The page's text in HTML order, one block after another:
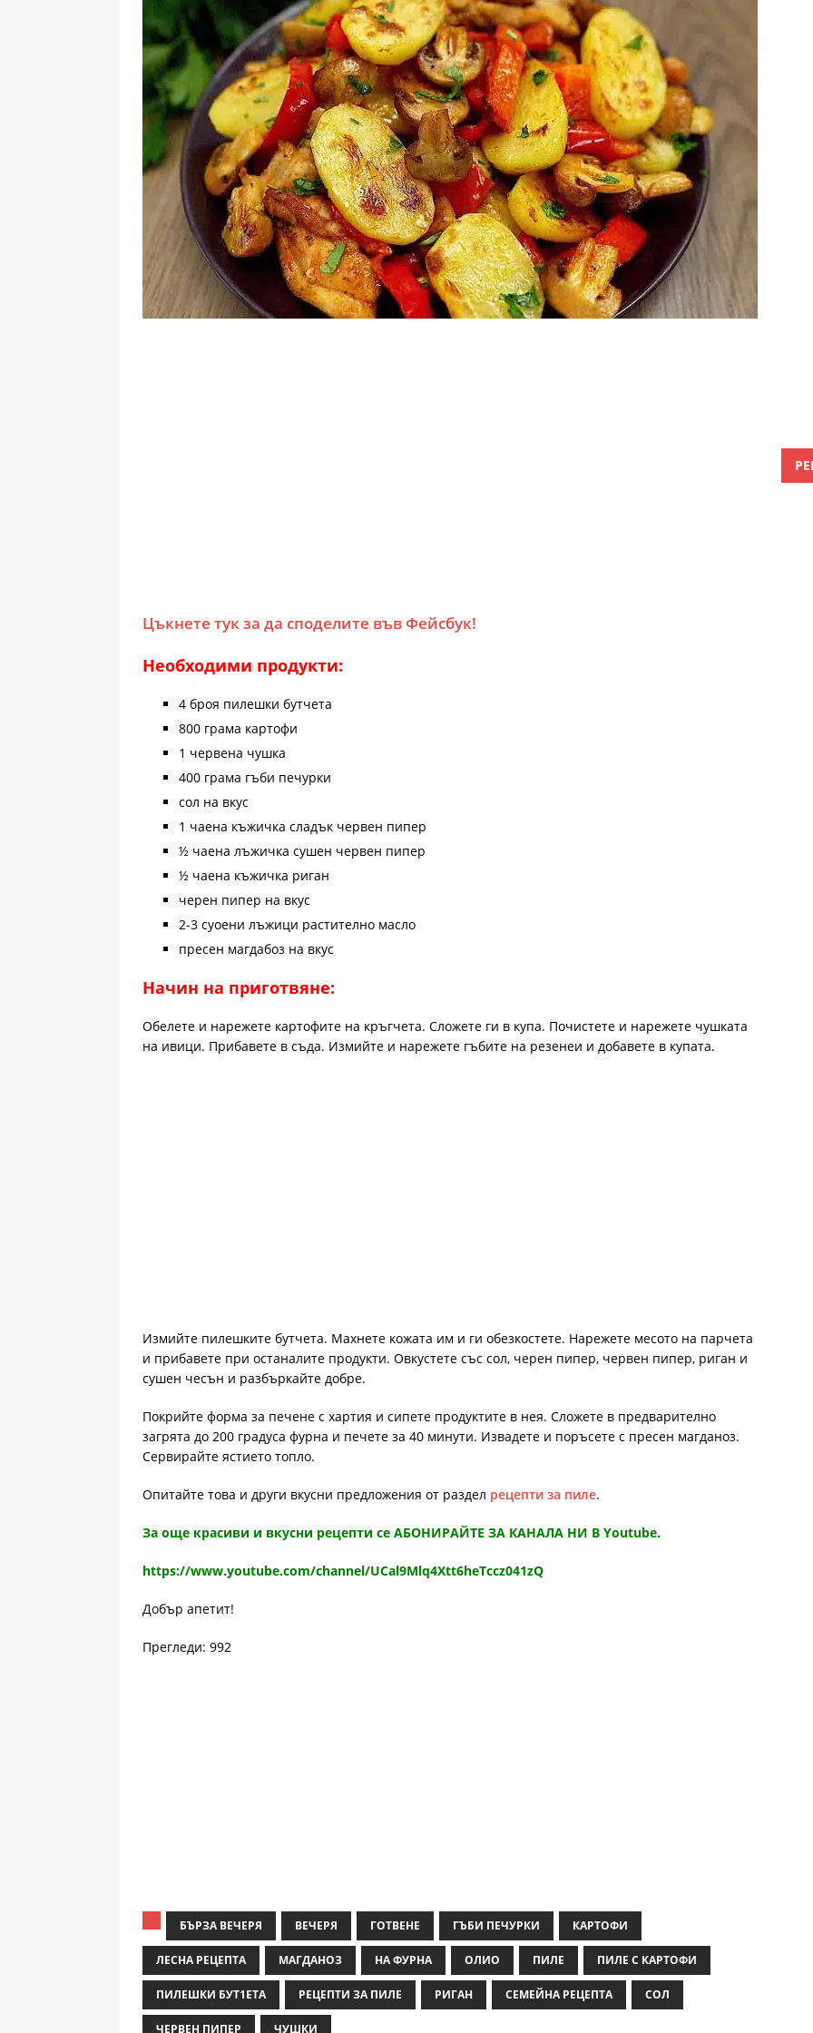
Цъкнете тук за да споделите във Фейсбук!
Необходими продукти:
4 броя пилешки бутчета
800 грама картофи
1 червена чушка
400 грама гъби печурки
сол на вкус
1 чаена къжичка сладък червен пипер
½ чаена лъжичка сушен червен пипер
½ чаена къжичка риган
черен пипер на вкус
2-3 суоени лъжици растително масло
пресен магдабоз на вкус
Начин на приготвяне:
Обелете и нарежете картофите на кръгчета. Сложете ги в купа. Почистете и нарежете чушката
на ивици. Прибавете в съда. Измийте и нарежете гъбите на резенеи и добавете в купата.
Измийте пилешките бутчета. Махнете кожата им и ги обезкостете. Нарежете месото на парчета
и прибавете при останалите продукти. Овкустете със сол, черен пипер, червен пипер, риган и
сушен чесън и разбъркайте добре.
Покрийте форма за печене с хартия и сипете продуктите в нея. Сложете в предварително
загрята до 200 градуса фурна и печете за 40 минути. Извадете и поръсете с пресен магданоз.
Сервирайте ястието топло.
Опитайте това и други вкусни предложения от раздел рецепти за пиле.
За още красиви и вкусни рецепти се АБОНИРАЙТЕ ЗА КАНАЛА НИ В Youtube.
https://www.youtube.com/channel/UCal9Mlq4Xtt6heTccz041zQ
Добър апетит!
Прегледи: 992
БЪРЗА ВЕЧЕРЯ ВЕЧЕРЯ ГОТВЕНЕ ГЪБИ ПЕЧУРКИ КАРТОФИ
ЛЕСНА РЕЦЕПТА МАГДАНОЗ НА ФУРНА ОЛИО ПИЛЕ ПИЛЕ С КАРТОФИ
ПИЛЕШКИ БУТ1ЕТА РЕЦЕПТИ ЗА ПИЛЕ РИГАН СЕМЕЙНА РЕЦЕПТА СОЛ
ЧЕРВЕН ПИПЕР ЧУШКИ